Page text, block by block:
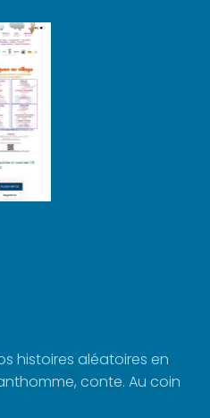
histoires aléatoires en
conte. Au coin